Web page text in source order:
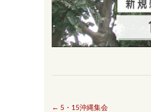
← 5・15沖縄集会